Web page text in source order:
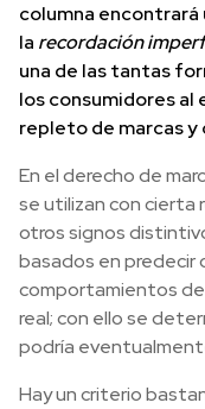
columna encontrará
la recordación
una de las tantas
los consumidores al
repleto de marcas
En el derecho de
se utilizan con cierta
otros signos
basados en predecir
comportamientos de
real; con ello se
podría
Hay un criterio